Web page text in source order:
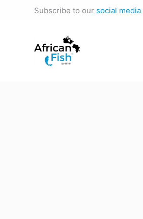
Subscribe to our social media